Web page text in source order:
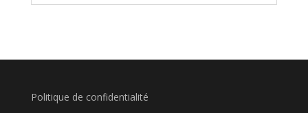
Politique de confidentialité